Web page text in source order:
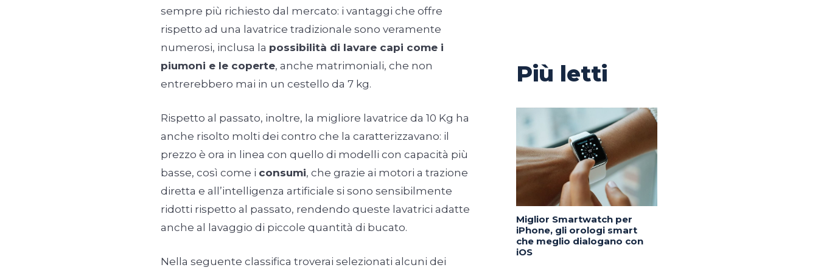
sempre più richiesto dal mercato: i vantaggi che offre
rispetto ad una lavatrice tradizionale sono veramente
numerosi, inclusa la possibilità di lavare capi come i
piumoni e le coperte, anche matrimoniali, che non
entrerebbero mai in un cestello da 7 kg.
Rispetto al passato, inoltre, la migliore lavatrice da 10 Kg ha
anche risolto molti dei contro che la caratterizzavano: il
prezzo è ora in linea con quello di modelli con capacità più
basse, così come i consumi, che grazie ai motori a trazione
diretta e all’intelligenza artificiale si sono sensibilmente
ridotti rispetto al passato, rendendo queste lavatrici adatte
anche al lavaggio di piccole quantità di bucato.
Nella seguente classifica troverai selezionati alcuni dei
Più letti
Miglior Smartwatch per
iPhone, gli orologi smart
che meglio dialogano con
iOS